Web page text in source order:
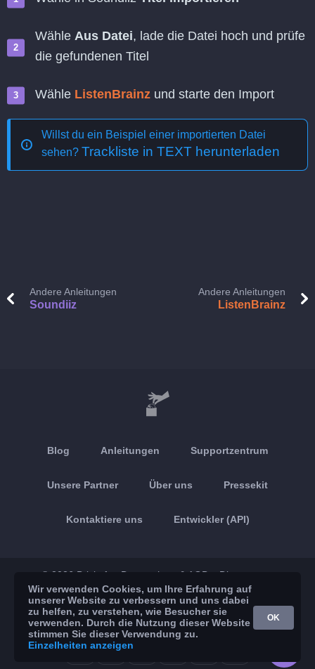
Wähle Aus Datei, lade die Datei hoch und prüfe
die gefundenen Titel
Wähle ListenBrainz und starte den Import
Willst du ein Beispiel einer importierten Datei
sehen? Trackliste in TEXT herunterladen
Andere Anleitungen
Soundiiz
Andere Anleitungen
ListenBrainz
Blog Anleitungen Supportzentrum
Unsere Partner Über uns Pressekit
Kontaktiere uns Entwickler (API)
© 2026 Brickoft Datenschutz & AGB Dienststatus
App Store Google Play
Wir verwenden Cookies, um Ihre Erfahrung auf
unserer Website zu verbessern und uns dabei
zu helfen, zu verstehen, wie Besucher sie
verwenden. Durch die Nutzung dieser Website
stimmen Sie dieser Verwendung zu.
Einzelheiten anzeigen
OK